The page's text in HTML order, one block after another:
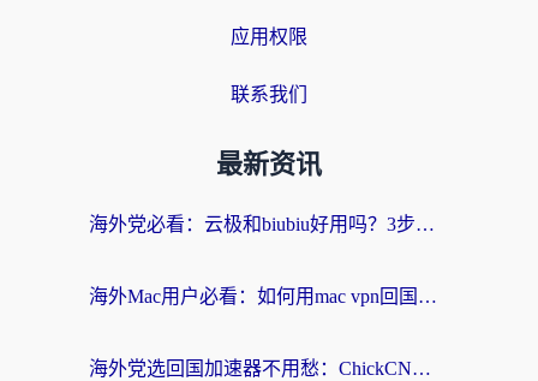
应用权限
联系我们
最新资讯
海外党必看：云极和biubiu好用吗？3步选对回国加速器，无缝刷国内剧玩手游
海外Mac用户必看：如何用mac vpn回国实现无缝刷国内剧玩国服？
海外党选回国加速器不用愁：ChickCN和SpeedCN好用吗？实测对比+避坑指南